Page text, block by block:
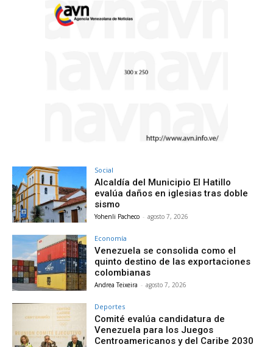
Social
Alcaldía del Municipio El Hatillo
evalúa daños en iglesias tras doble
sismo
Yohenli Pacheco - agosto 7, 2026
Economía
Venezuela se consolida como el
quinto destino de las exportaciones
colombianas
Andrea Teixeira - agosto 7, 2026
Deportes
Comité evalúa candidatura de
Venezuela para los Juegos
Centroamericanos y del Caribe 2030